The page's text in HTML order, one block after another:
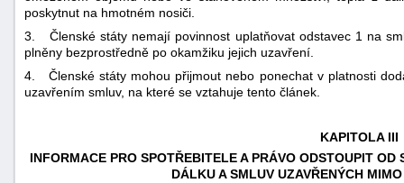
poskytnut na hmotném nosiči.
3. Členské státy nemají povinnost uplatňovat odstavec 1 na
plněny bezprostředně po okamžiku jejich uzavření.
4. Členské státy mohou přijmout nebo ponechat v platnosti
uzavřením smluv, na které se vztahuje tento článek.
KAPITOLA III
INFORMACE PRO SPOTŘEBITELE A PRÁVO ODSTOUPIT
DÁLKU A SMLUV UZAVŘENÝCH